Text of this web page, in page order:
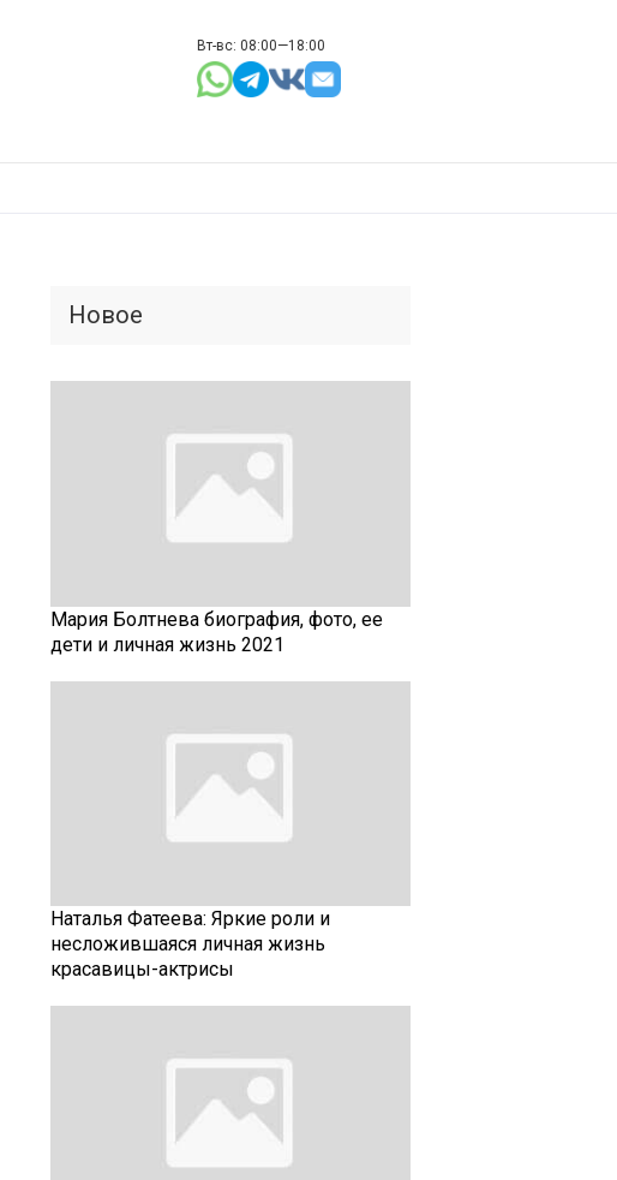
Вт-вс: 08:00—18:00
Новое
Мария Болтнева биография, фото, ее
дети и личная жизнь 2021
Наталья Фатеева: Яркие роли и
несложившаяся личная жизнь
красавицы-актрисы